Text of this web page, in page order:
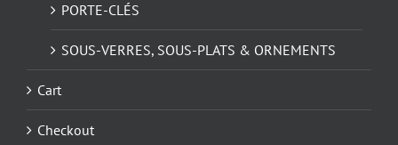
PORTE-CLÉS
SOUS-VERRES, SOUS-PLATS & ORNEMENTS
Cart
Checkout